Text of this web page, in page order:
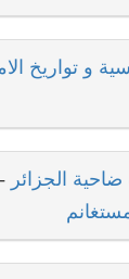
و تواريخ
الجزائر -